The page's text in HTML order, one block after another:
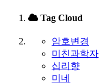
Tag Cloud
암호변경
미친과학자
십리향
미네